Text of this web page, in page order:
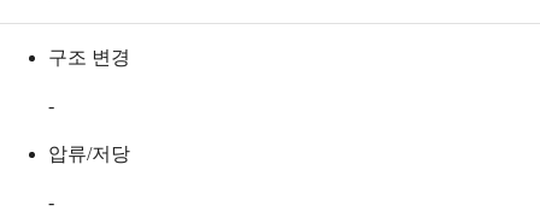
구조 변경
-
압류/저당
-